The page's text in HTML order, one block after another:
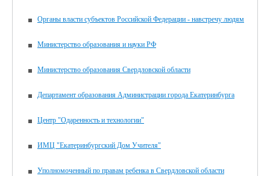
Органы власти субъектов Российской Федерации - навстречу людям
Министерство образования и науки РФ
Министерство образования Свердловской области
Департамент образования Администрации города Екатеринбурга
Центр "Одаренность и технологии"
ИМЦ "Екатеринбургский Дом Учителя"
Уполномоченный по правам ребенка в Свердловской области